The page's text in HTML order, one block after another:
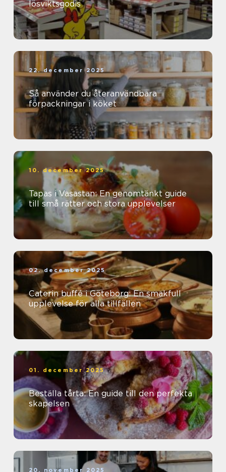
lösviktsgodis
22. december 2025
Så använder du återanvändbara
förpackningar i köket
10. december 2025
Tapas i Vasastan: En genomtänkt guide
till små rätter och stora upplevelser
02. december 2025
Caterin buffé i Göteborg: En smakfull
upplevelse för alla tillfällen
01. december 2025
Beställa tårta: En guide till den perfekta
skapelsen
20. november 2025